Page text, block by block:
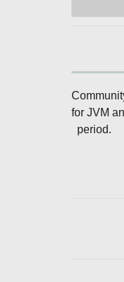
for JVM
period.